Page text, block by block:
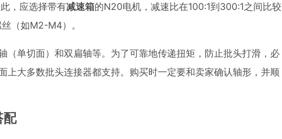
，应选择带有减速箱的N20电机，减速比在100:1到300:1之间比较
（如M2-M4）。
单切面）和双扁轴等。为了可靠地传递扭矩，防止批头打滑，必
上大多数批头连接器都支持。购买时一定要和卖家确认轴形，并顺
配